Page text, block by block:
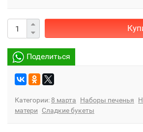
Поделиться
Категории: 8 марта Наборы печенья
матери
Сладкие букеты